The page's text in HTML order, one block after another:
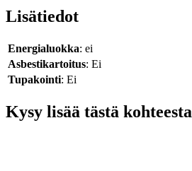
Lisätiedot
Energialuokka: ei
Asbestikartoitus: Ei
Tupakointi: Ei
Kysy lisää tästä kohteesta